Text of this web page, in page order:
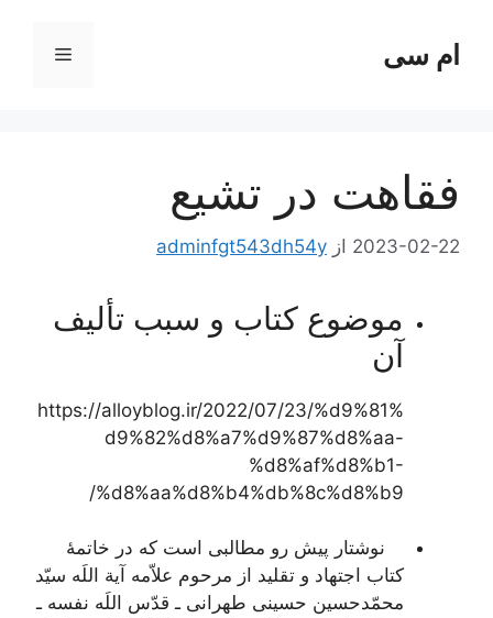
ام سی فهرست
فقاهت در تشیع
2023-02-22 ازadminfgt543dh54y
موضوع کتاب و سبب تألیف
https://alloyblog.ir/2022/07/23/%d9%81%
d9%82%d8%a7%d9%87%d8%aa-
%d8%af%d8%b1-
%d8%aa%d8%b4%db%8c%d8%b9/
نوشتار پیش رو مطالبی است که در خاتمۀ
کتاباجتهاد و تقلیداز مرحوم علاّمه آیة اللَه سیّد
محمّدحسین حسینی طهرانی ـ قدّس اللَه نفسه ـ